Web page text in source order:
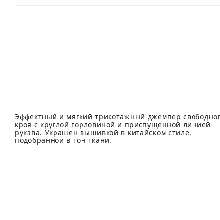
Эффектный и мягкий трикотажный джемпер
кроя с круглой горловиной и приспущенной линией
рукава. Украшен вышивкой в китайском стиле,
подобранной в тон ткани.